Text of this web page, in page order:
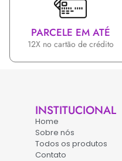
PARCELE EM ATÉ
12X no cartão de crédito
INSTITUCIONAL
Home
Sobre nós
Todos os produtos
Contato